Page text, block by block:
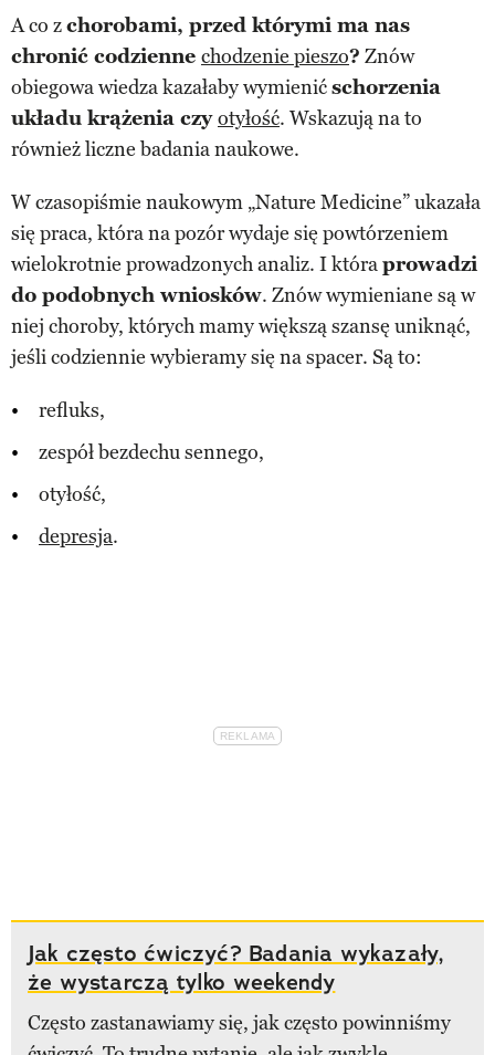
A co zchorobami, przed którymi ma nas
chronić codzienne chodzenie pieszo? Znów
obiegowa wiedza kazałaby wymienićschorzenia
układu krążenia czyotyłość. Wskazują na to
również liczne badania naukowe.
W czasopiśmie naukowym „Nature Medicine” ukazała
się praca, która na pozór wydaje się powtórzeniem
wielokrotnie prowadzonych analiz. I któraprowadzi
do podobnych wniosków. Znów wymieniane są w
niej choroby, których mamy większą szansę uniknąć,
jeśli codziennie wybieramy się na spacer. Są to:
refluks,
zespół bezdechu sennego,
otyłość,
depresja.
Jak często ćwiczyć? Badania wykazały,
że wystarczą tylko weekendy
Często zastanawiamy się, jak często powinniśmy